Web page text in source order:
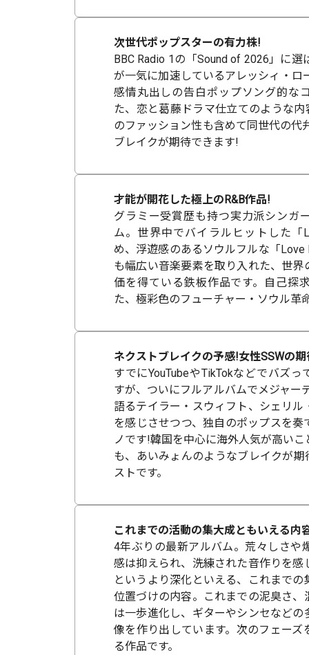
次世代ポップスターの有力株!
BBC Radio 1の「Sound of 2026」に
が一気に加速しているアレッシィ・ロ
感情丸出しの告白ポップソング的な
た、恋と葛藤ドラマ仕立てのような
のファッション性も含めて同世代の代
ブレイクが期待できます!
才能が開花した極上のR&B作品!
グラミー受賞歴も持つ実力派シンガ
ム。世界中でバイラルヒットした「
め、浮遊感のあるソウルフルな「
も幅広い音楽要素を取り入れた、世界
価を得ている鉄板作品です。自己探
た、極彩色のフューチャー・ソウル革
ネクストブレイクの予感!女性SSWの
すでにYouTubeやTikTokなどでバズ
すが、ついにフルアルバムでメジャー
語るテイラー・スウィフト、シェリル
を感じさせつつ、独自のポップスを奏
ノです!韓国を中心に海外人気が高い
も、あいみょんのようなブレイクが期
ストです。
これまでの活動の集大成ともいえる内
4年ぶりの最新アルバム。荒々しさや
感は抑えられ、洗練された音作りを感
というより深化といえる、これまで
位置づけの内容。これまでの泥臭さ、
は一歩進化し、ギターやシンセなどの
像を作り出しています。次のフェーズ
る作品です。